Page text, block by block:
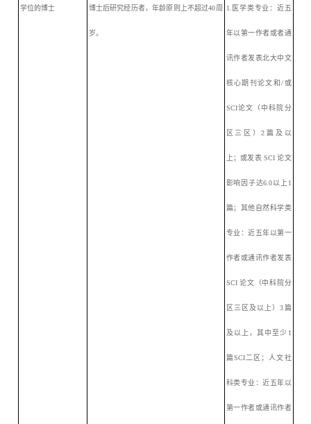
学位的博士 博士后研究经历者，年龄 原则上不超过40周
岁。
1.医学类专业：近五
年以第一作者或者通
讯作者发表北大中文
核心期刊论文和/或
SCI论文（中科院分
区三区）2篇及以
上；或发表 SCI 论文
影响因子达6.0以上1
篇；其他自然科学类
专业：近五年以第一
作者或通讯作者发表
SCI 论文（中科院分
区三区及以上）3篇
及以上，其中至少1
篇SCI二区；人文社
科类专业：近五年以
第一作者或通讯作者